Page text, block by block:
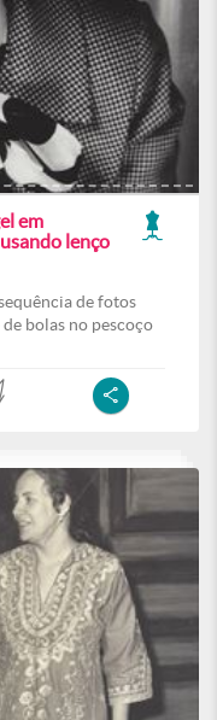
em
lenço
de fotos
bolas no pescoço